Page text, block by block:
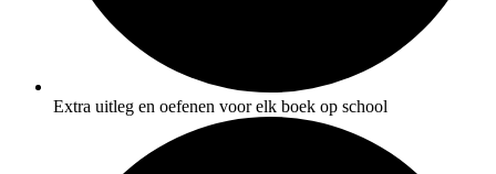
Extra uitleg en oefenen voor elk boek op school